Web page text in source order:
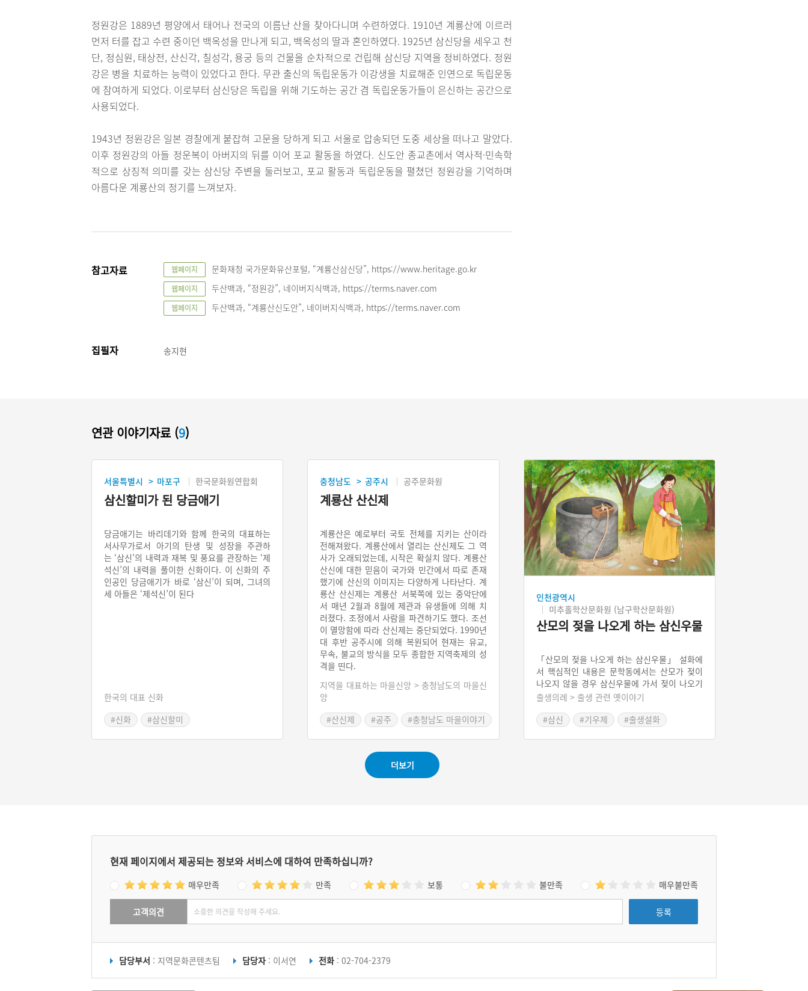
정원강은 1889년 평양에서 태어나 전국의 이름난 산을 찾아다니며 수련하였다. 1910년 계룡산에 이르러
먼저 터를 잡고 수련 중이던 백옥성을 만나게 되고, 백옥성의 딸과 혼인하였다. 1925년 삼신당을 세우고 천
단, 정심원, 태상전, 산신각, 칠성각, 용궁 등의 건물을 순차적으로 건립해 삼신당 지역을 정비하였다. 정원
강은 병을 치료하는 능력이 있었다고 한다. 무관 출신의 독립운동가 이강생을 치료해준 인연으로 독립운동
에 참여하게 되었다. 이로부터 삼신당은 독립을 위해 기도하는 공간 겸 독립운동가들이 은신하는 공간으로
사용되었다.
1943년 정원강은 일본 경찰에게 붙잡혀 고문을 당하게 되고 서울로 압송되던 도중 세상을 떠나고 말았다.
이후 정원강의 아들 정운복이 아버지의 뒤를 이어 포교 활동을 하였다. 신도안 종교촌에서 역사적·민속학
적으로 상징적 의미를 갖는 삼신당 주변을 둘러보고, 포교 활동과 독립운동을 펼쳤던 정원강을 기억하며
아름다운 계룡산의 정기를 느껴보자.
참고자료 웹페이지 문화재청 국가문화유산포털, “계룡산삼신당”, https://www.heritage.go.kr
웹페이지 두산백과, “정원강”, 네이버지식백과, https://terms.naver.com
웹페이지 두산백과, “계룡산신도안”, 네이버지식백과, https://terms.naver.com
집필자 송지현
연관 이야기자료 (9)
서울특별시 > 마포구 한국문화원연합회
삼신할미가 된 당금애기
당금애기는 바리데기와 함께 한국의 대표하는
서사무가로서 아기의 탄생 및 성장을 주관하
는 ‘삼신’의 내력과 재복 및 풍요를 관장하는 ‘제
석신’의 내력을 풀이한 신화이다. 이 신화의 주
인공인 당금애기가 바로 ‘삼신’이 되며, 그녀의
세 아들은 ‘제석신’이 된다
한국의 대표 신화
#신화
#삼신할미
충청남도 > 공주시 공주문화원
계룡산 산신제
계룡산은 예로부터 국토 전체를 지키는 산이라
전해져왔다. 계룡산에서 열리는 산신제도 그 역
사가 오래되었는데, 시작은 확실치 않다. 계룡산
산신에 대한 믿음이 국가와 민간에서 따로 존재
했기에 산신의 이미지는 다양하게 나타난다. 계
룡산 산신제는 계룡산 서북쪽에 있는 중악단에
서 매년 2월과 8월에 제관과 유생들에 의해 치
러졌다. 조정에서 사람을 파견하기도 했다. 조선
이 멸망함에 따라 산신제는 중단되었다. 1990년
대 후반 공주시에 의해 복원되어 현재는 유교,
무속, 불교의 방식을 모두 종합한 지역축제의 성
격을 띤다.
지역을 대표하는 마을신앙 > 충청남도의 마을신
앙
#산신제
#공주 #충청남도 마을이야기
인천광역시
미추홀학산문화원 (남구학산문화원)
산모의 젖을 나오게 하는 삼신우물
「산모의 젖을 나오게 하는 삼신우물」 설화에
서 핵심적인 내용은 문학동에서는 산모가 젖이
나오지 않을 경우 삼신우물에 가서 젖이 나오기
를 기원했다는 것이다. 일반적으로 젖이 나오지
학동에서는 삼신우물의 물을 바가지에 담고 조
금씩 흘리면서 집으로 왔다고 한다. 주술적인 행
위를 통해 젖을 나오게 한다는 점이 특이하다.
출생의례 > 출생 관련 옛이야기
#삼신
#기우제 #출생설화
더보기
현재 페이지에서 제공되는 정보와 서비스에 대하여 만족하십니까?
매우만족 만족 보통 불만족 매우불만족
고객의견 등록
담당부서 : 지역문화콘텐츠팀 담당자 : 이서연 전화 : 02-704-2379